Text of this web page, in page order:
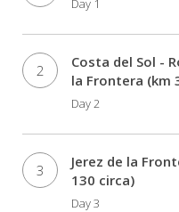
molto
Venite
tutti
segreti
e
Day 1
2
Costa del Sol -
la Frontera (km
Day 2
3
Jerez de la
130 circa)
Day 3